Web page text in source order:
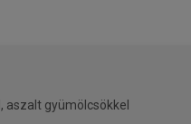
aszalt gyümölcsökkel